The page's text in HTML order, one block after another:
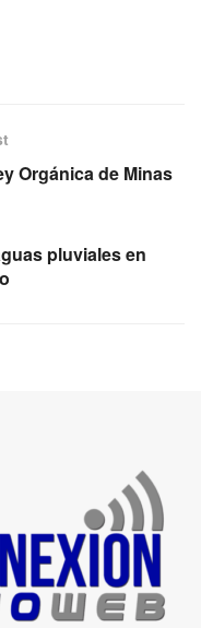
Orgánica de Minas
pluviales en